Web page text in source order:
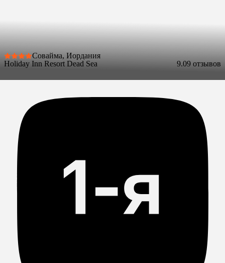
Совайма, Иордания
Holiday Inn Resort Dead Sea
9.09 отзывов